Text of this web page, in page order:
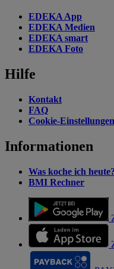
EDEKA App
EDEKA Medien
EDEKA smart
EDEKA Foto
Hilfe
Kontakt
FAQ
Cookie-Einstellungen
Informationen
Was koche ich heute?
BMI Rechner